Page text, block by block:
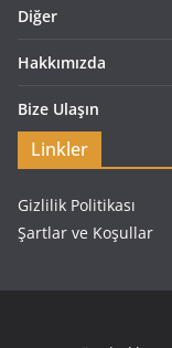
Diğer
Hakkımızda
Bize Ulaşın
Linkler
Gizlilik Politikası
Şartlar ve Koşullar